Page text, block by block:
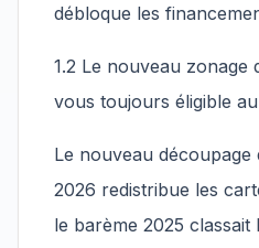
débloque les
1.2 Le nouveau zonage
vous toujours éligible
Le nouveau découpage
2026 redistribue les
le barème 2025 classait